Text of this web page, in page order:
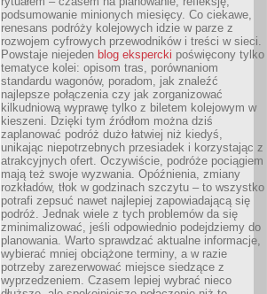
podsumowanie minionych miesięcy. Co ciekawe,
renesans podróży kolejowych idzie w parze z
rozwojem cyfrowych przewodników i treści w sieci.
Powstaje niejeden blog ekspercki poświęcony tylko
tematyce kolei: opisom tras, porównaniom
standardu wagonów, poradom, jak znaleźć
najlepsze połączenia czy jak zorganizować
kilkudniową wyprawę tylko z biletem kolejowym w
kieszeni. Dzięki tym źródłom można dziś
zaplanować podróż dużo łatwiej niż kiedyś,
unikając niepotrzebnych przesiadek i korzystając z
atrakcyjnych ofert. Oczywiście, podróże pociągiem
mają też swoje wyzwania. Opóźnienia, zmiany
rozkładów, tłok w godzinach szczytu – to wszystko
potrafi zepsuć nawet najlepiej zapowiadającą się
podróż. Jednak wiele z tych problemów da się
zminimalizować, jeśli odpowiednio podejdziemy do
planowania. Warto sprawdzać aktualne informacje,
wybierać mniej obciążone terminy, a w razie
potrzeby zarezerwować miejsce siedzące z
wyprzedzeniem. Czasem lepiej wybrać nieco